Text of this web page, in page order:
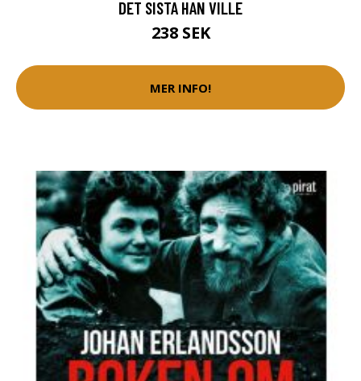
DET SISTA HAN VILLE
238 SEK
MER INFO!